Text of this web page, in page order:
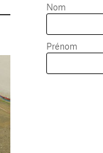
Nom
Prénom